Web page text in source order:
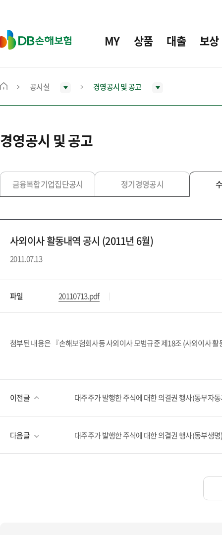
D
B
보
MY 상품 대출 보상
메
으
로
동
공시실 경영공시 및 공고
경영공시 및 공고
금융복합기업집단공시 정기경영공시
사외이사 활동내역 공시 (2011년 6월)
2011.07.13
파일 20110713.pdf
첨부된 내용은 『손해보험회사등 사외이사 모범규준 제18조 (사외이사
이전글 대주주가 발행한 주식에 대한 의결권 행사(동부자
다음글 대주주가 발행한 주식에 대한 의결권 행사(동부생